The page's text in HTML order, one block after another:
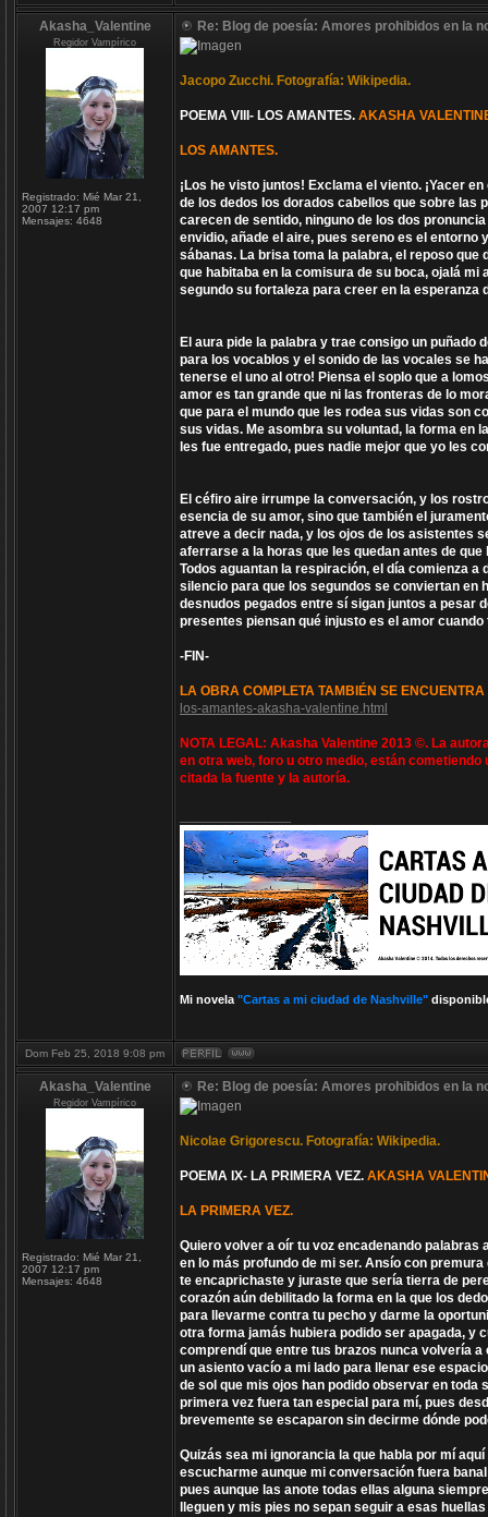
Akasha_Valentine
Regidor Vampírico
Registrado: Mié Mar 21,
2007 12:17 pm
Mensajes: 4648
Re: Blog de poesía: Amores prohibidos en la
Jacopo Zucchi. Fotografía: Wikipedia.
POEMA VIII- LOS AMANTES. AKASHA
LOS AMANTES.
¡Los he visto juntos! Exclama el viento. ¡Yacer
de los dedos los dorados cabellos que sobre las
carecen de sentido, ninguno de los dos
envidio, añade el aire, pues sereno es el
sábanas. La brisa toma la palabra, el reposo
que habitaba en la comisura de su boca, ojalá
segundo su fortaleza para creer en la esperanza
El aura pide la palabra y trae consigo un puñado
para los vocablos y el sonido de las vocales se
tenerse el uno al otro! Piensa el soplo que a
amor es tan grande que ni las fronteras de lo
que para el mundo que les rodea sus vidas son
sus vidas. Me asombra su voluntad, la forma en
les fue entregado, pues nadie mejor que yo les
El céfiro aire irrumpe la conversación, y los
esencia de su amor, sino que también el
atreve a decir nada, y los ojos de los asistentes
aferrarse a la horas que les quedan antes de
Todos aguantan la respiración, el día comienza
silencio para que los segundos se conviertan en
desnudos pegados entre sí sigan juntos a pesar
presentes piensan qué injusto es el amor
-FIN-
LA OBRA COMPLETA TAMBIÉN SE
los-amantes-akasha-valentine.html
NOTA LEGAL: Akasha Valentine 2013 ©. La
en otra web, foro u otro medio, están
citada la fuente y la autoría.
Mi novela "Cartas a mi ciudad de Nashville"
Dom Feb 25, 2018 9:08 pm
Akasha_Valentine
Regidor Vampírico
Registrado: Mié Mar 21,
2007 12:17 pm
Mensajes: 4648
Re: Blog de poesía: Amores prohibidos en la
Nicolae Grigorescu. Fotografía: Wikipedia.
POEMA IX- LA PRIMERA VEZ. AKASHA
LA PRIMERA VEZ.
Quiero volver a oír tu voz encadenando
en lo más profundo de mi ser. Ansío con
te encaprichaste y juraste que sería tierra de
corazón aún debilitado la forma en la que los
para llevarme contra tu pecho y darme la
otra forma jamás hubiera podido ser apagada, y
comprendí que entre tus brazos nunca volvería
un asiento vacío a mi lado para llenar ese
de sol que mis ojos han podido observar en toda
primera vez fuera tan especial para mí, pues
brevemente se escaparon sin decirme dónde
Quizás sea mi ignorancia la que habla por mí
escucharme aunque mi conversación fuera
pues aunque las anote todas ellas alguna
lleguen y mis pies no sepan seguir a esas